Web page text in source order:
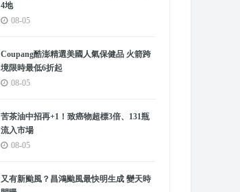
4地
08-05
Coupang酷澎精選美國人氣保健品 火箭跨
境限時最低6折起
08-05
苦茶油中招再+1！致癌物超標3倍、131瓶
流入市場
08-05
又有新颱風？昌鴻颱風最快明生成 變天時